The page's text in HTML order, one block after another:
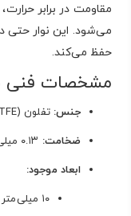
مقاومت در برابر
می‌شود. این نوار حتی
حفظ می‌کند.
مشخصات فنی
جنس: تفلون (PTFE)
ضخامت:
ابعاد موجود:
۱۰ میلی‌متر × ۱۰ متر